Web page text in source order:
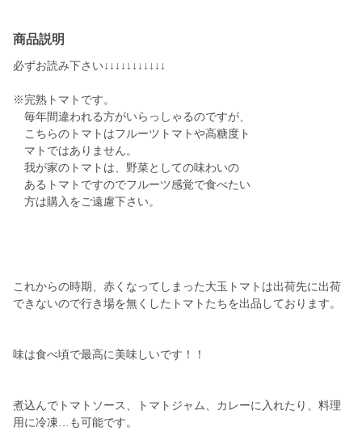
商品説明
必ずお読み下さい↓↓↓↓↓↓↓↓↓↓↓
※完熟トマトです。
毎年間違われる方がいらっしゃるのですが、
こちらのトマトはフルーツトマトや高糖度ト
マトではありません。
我が家のトマトは、野菜としての味わいの
あるトマトですのでフルーツ感覚で食べたい
方は購入をご遠慮下さい。
これからの時期、赤くなってしまった大玉トマトは出荷先に出荷
できないので行き場を無くしたトマトたちを出品しております。
味は食べ頃で最高に美味しいです！！
煮込んでトマトソース、トマトジャム、カレーに入れたり、料理
用に冷凍…も可能です。